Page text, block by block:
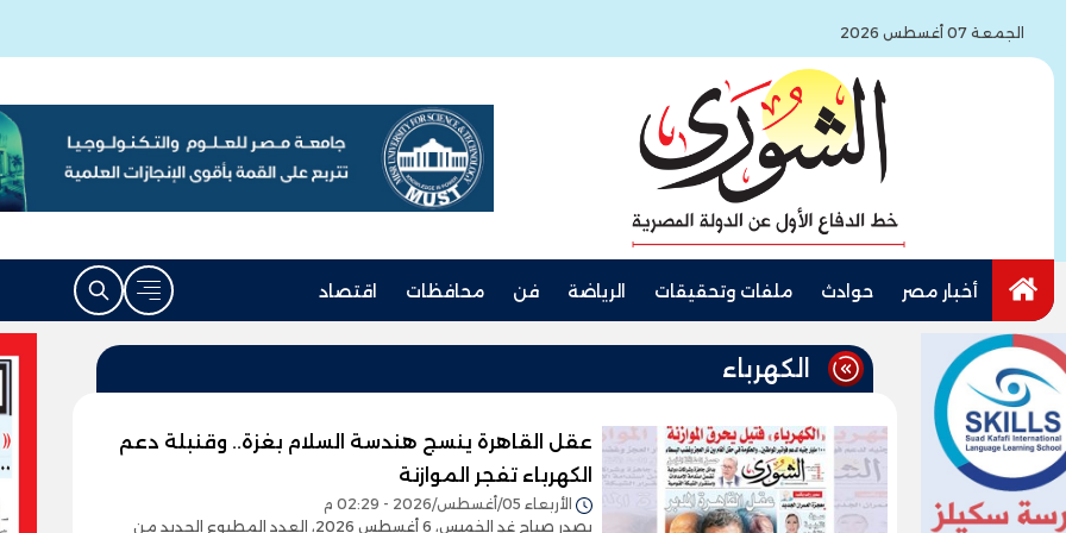
الجمعة 07 أغسطس 2026
أخبار مصر حوادث ملفات وتحقيقات الرياضة فن محافظات اقتصاد
الكهرباء
عقل القاهرة ينسج هندسة السلام بغزة.. وقنبلة دعم
الكهرباء تفجر الموازنة
الأربعاء 05/أغسطس/2026 - 02:29 م
يصدر صباح غدٍ الخميس، 6 أغسطس 2026، العدد المطبوع الجديد من